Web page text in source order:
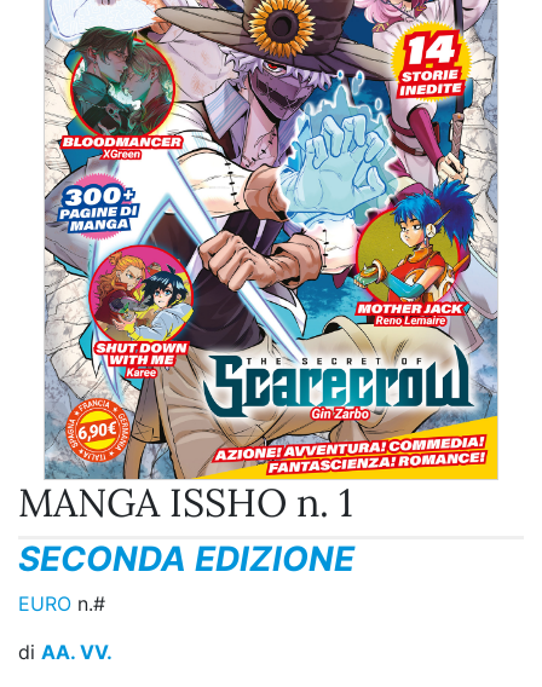
MANGA ISSHO n. 1
SECONDA EDIZIONE
EURO n.#
di AA. VV.